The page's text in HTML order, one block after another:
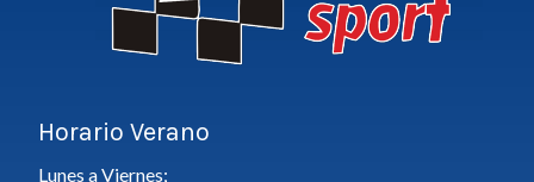
Horario Verano
Lunes a Viernes;